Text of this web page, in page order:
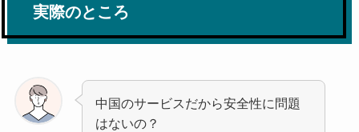
実際のところ
中国のサービスだから安全性に問題
はないの？